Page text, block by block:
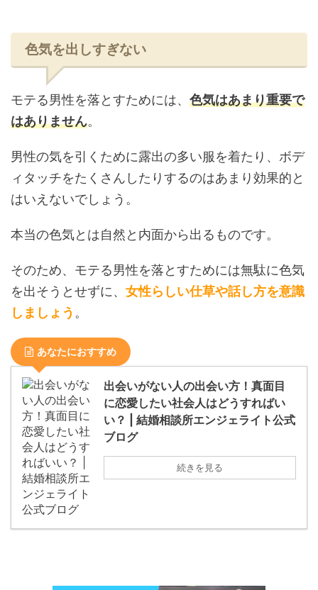
色気を出しすぎない
モテる男性を落とすためには、 色気はあまり重要で
はありません。
男性の気を引くために露出の多い服を着たり、ボデ
ィタッチをたくさんしたりするのはあまり効果的と
はいえないでしょう。
本当の色気とは自然と内面から出るものです。
そのため、モテる男性を落とすためには無駄に色気
を出そうとせずに、 女性らしい仕草や話し方を意識
しましょう 。
あなたにおすすめ
​​出会いがない人の出会い方！真面目
に恋愛したい社会人はどうすればい
い？ | 結婚相談所エンジェライト公式
ブログ
続きを見る